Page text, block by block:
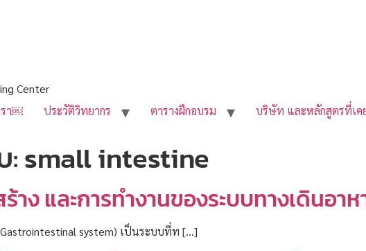
Center
รา￼ ประวัติวิทยากร ตารางฝึกอบรม บริษัท และหลักสูตรที่เค
:small intestine
าง และการทำงานของระบบทางเดินอา
system) เป็นระบบที่ท […]